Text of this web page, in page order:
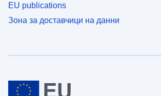
EU publications
Зона за доставчици на данни